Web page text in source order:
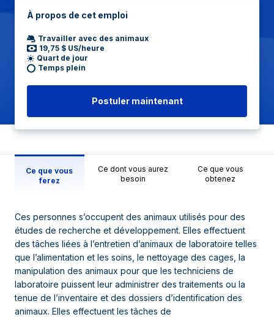
À propos de cet emploi
Travailler avec des animaux
19,75 $ US/heure
Quart de jour
Temps plein
Postuler maintenant
Ce que vous
ferez
Ce dont vous aurez
besoin
Ce que vous
obtenez
Ces personnes s’occupent des animaux utilisés pour des
études de recherche et développement. Elles effectuent
des tâches liées à l’entretien d’animaux de laboratoire telles
que l’alimentation et les soins, le nettoyage des cages, la
manipulation des animaux pour que les techniciens de
laboratoire puissent leur administrer des traitements ou la
tenue de l’inventaire et des dossiers d’identification des
animaux. Elles effectuent les tâches de